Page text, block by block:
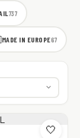
737
MADE IN EUROPE67
🤍